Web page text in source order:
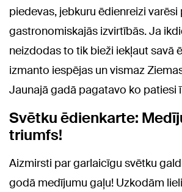
piedevas, jebkuru ēdienreizi varēsi
gastronomiskajās izvirtībās. Ja
neizdodas to tik bieži iekļaut savā
izmanto iespējas un vismaz
Jaunajā gadā pagatavo ko patiesi
Svētku ēdienkarte:
triumfs!
Aizmirsti par garlaicīgu svētku
godā medījumu gaļu! Uzkodām